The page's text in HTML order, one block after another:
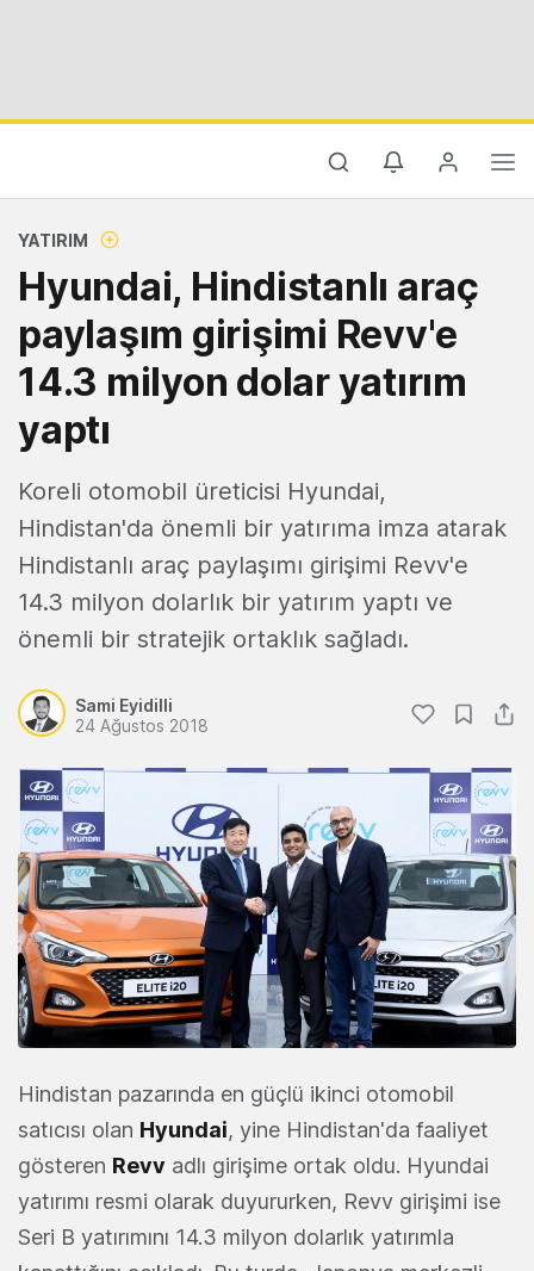
YATIRIM
Hyundai, Hindistanlı araç
paylaşım girişimi Revv'e
14.3 milyon dolar yatırım
yaptı
Koreli otomobil üreticisi Hyundai,
Hindistan'da önemli bir yatırıma imza atarak
Hindistanlı araç paylaşımı girişimi Revv'e
14.3 milyon dolarlık bir yatırım yaptı ve
önemli bir stratejik ortaklık sağladı.
Sami Eyidilli
24 Ağustos 2018
Hindistan pazarında en güçlü ikinci otomobil
satıcısı olan Hyundai, yine Hindistan'da faaliyet
gösteren Revv adlı girişime ortak oldu. Hyundai
yatırımı resmi olarak duyururken, Revv girişimi ise
Seri B yatırımını 14.3 milyon dolarlık yatırımla